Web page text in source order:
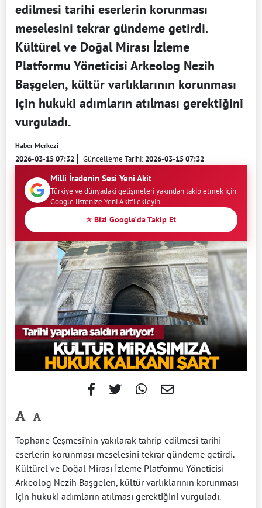
edilmesi tarihi eserlerin korunması
meselesini tekrar gündeme getirdi.
Kültürel ve Doğal Mirası İzleme
Platformu Yöneticisi Arkeolog Nezih
Başgelen, kültür varlıklarının korunması
için hukuki adımların atılması gerektiğini
vurguladı.
Haber Merkezi
2026-03-15 07:32 Güncelleme Tarihi:2026-03-15 07:32
Milli İradenin Sesi Yeni Akit
Türkiye ve dünyadaki gelişmeleri yakından takip etmek için
Google listenize Yeni Akit'i ekleyin.
⭐ Bizi Google'da Takip Et
-
Tophane Çeşmesi’nin yakılarak tahrip edilmesi tarihi
eserlerin korunması meselesini tekrar gündeme getirdi.
Kültürel ve Doğal Mirası İzleme Platformu Yöneticisi
Arkeolog Nezih Başgelen, kültür varlıklarının korunması
için hukuki adımların atılması gerektiğini vurguladı.